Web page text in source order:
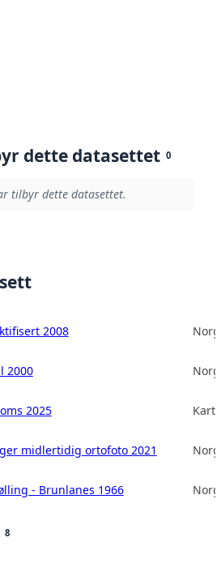
dette datasettet 0
tilbyr dette datasettet.
2008
2000
2025
midlertidig ortofoto 2021
- Brunlanes 1966
8